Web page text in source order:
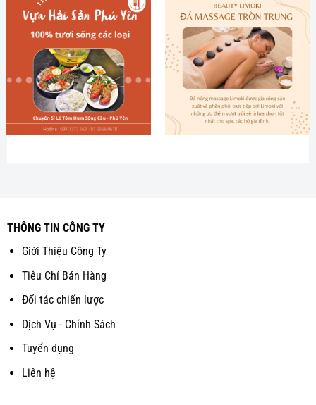
THÔNG TIN CÔNG TY
Giới Thiệu Công Ty
Tiêu Chí Bán Hàng
Đối tác chiến lược
Dịch Vụ - Chính Sách
Tuyển dụng
Liên hệ